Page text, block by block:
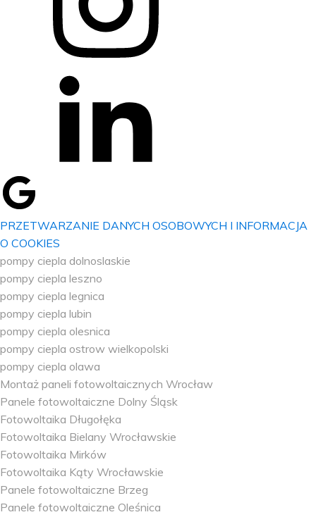
PRZETWARZANIE DANYCH OSOBOWYCH I INFORMACJA
O COOKIES
pompy ciepla dolnoslaskie
pompy ciepla leszno
pompy ciepla legnica
pompy ciepla lubin
pompy ciepla olesnica
pompy ciepla ostrow wielkopolski
pompy ciepla olawa
Montaż paneli fotowoltaicznych Wrocław
Panele fotowoltaiczne Dolny Śląsk
Fotowoltaika Długołęka
Fotowoltaika Bielany Wrocławskie
Fotowoltaika Mirków
Fotowoltaika Kąty Wrocławskie
Panele fotowoltaiczne Brzeg
Panele fotowoltaiczne Oleśnica